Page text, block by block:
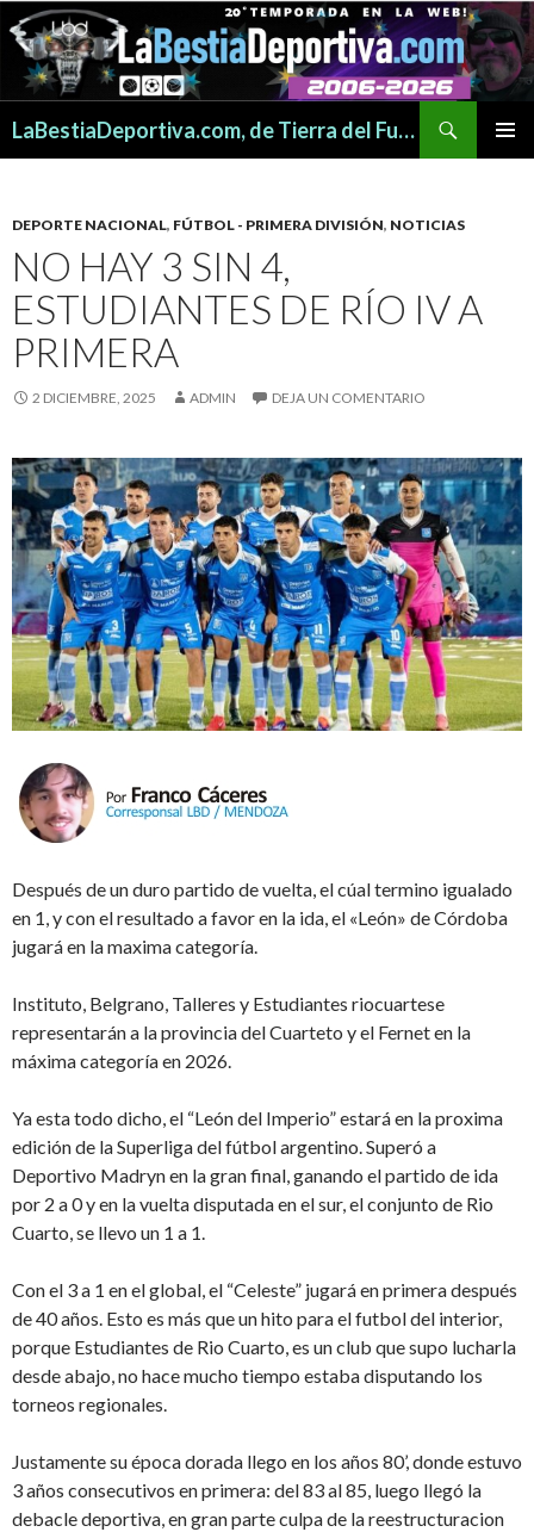
LaBestiaDeportiva.com, de Tierra del Fuego para todo el mundo
DEPORTE NACIONAL, FÚTBOL - PRIMERA DIVISIÓN, NOTICIAS
NO HAY 3 SIN 4,
ESTUDIANTES DE RÍO IV A
PRIMERA
2 DICIEMBRE, 2025 ADMIN DEJA UN COMENTARIO
Después de un duro partido de vuelta, el cúal termino igualado
en 1, y con el resultado a favor en la ida, el «León» de Córdoba
jugará en la maxima categoría.
Instituto, Belgrano, Talleres y Estudiantes riocuartese
representarán a la provincia del Cuarteto y el Fernet en la
máxima categoría en 2026.
Ya esta todo dicho, el “León del Imperio” estará en la proxima
edición de la Superliga del fútbol argentino. Superó a
Deportivo Madryn en la gran final, ganando el partido de ida
por 2 a 0 y en la vuelta disputada en el sur, el conjunto de Rio
Cuarto, se llevo un 1 a 1.
Con el 3 a 1 en el global, el “Celeste” jugará en primera después
de 40 años. Esto es más que un hito para el futbol del interior,
porque Estudiantes de Rio Cuarto, es un club que supo lucharla
desde abajo, no hace mucho tiempo estaba disputando los
torneos regionales.
Justamente su época dorada llego en los años 80’, donde estuvo
3 años consecutivos en primera: del 83 al 85, luego llegó la
debacle deportiva, en gran parte culpa de la reestructuracion